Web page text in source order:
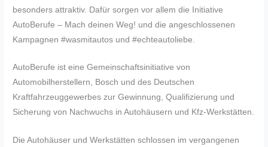
besonders attraktiv. Dafür sorgen vor allem die Initiative
AutoBerufe – Mach deinen Weg! und die angeschlossenen
Kampagnen #wasmitautos und #echteautoliebe.
AutoBerufe ist eine Gemeinschaftsinitiative von
Automobilherstellern, Bosch und des Deutschen
Kraftfahrzeuggewerbes zur Gewinnung, Qualifizierung und
Sicherung von Nachwuchs in Autohäusern und Kfz-Werkstätten.
Die Autohäuser und Werkstätten schlossen im vergangenen